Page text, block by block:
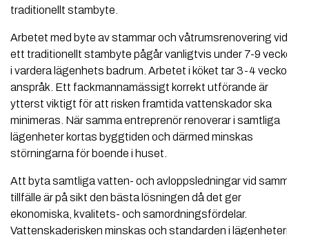
traditionellt stambyte.
Arbetet med byte av stammar och våtrumsrenovering vid
ett traditionellt stambyte pågår vanligtvis under 7-9 veckor
i vardera lägenhets badrum. Arbetet i köket tar 3-4 veckor i
anspråk. Ett fackmannamässigt korrekt utförande är
ytterst viktigt för att risken framtida vattenskador ska
minimeras. När samma entreprenör renoverar i samtliga
lägenheter kortas byggtiden och därmed minskas
störningarna för boende i huset.
Att byta samtliga vatten- och avloppsledningar vid samma
tillfälle är på sikt den bästa lösningen då det ger
ekonomiska, kvalitets- och samordningsfördelar.
Vattenskaderisken minskas och standarden i lägenheterna